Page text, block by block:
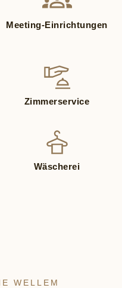
Meeting-Einrichtungen
Zimmerservice
Wäscherei
WELLEM